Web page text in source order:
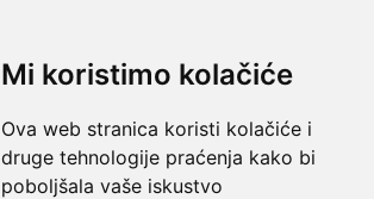
Mi koristimo kolačiće
Ova web stranica koristi kolačiće i
druge tehnologije praćenja kako bi
poboljšala vaše iskustvo